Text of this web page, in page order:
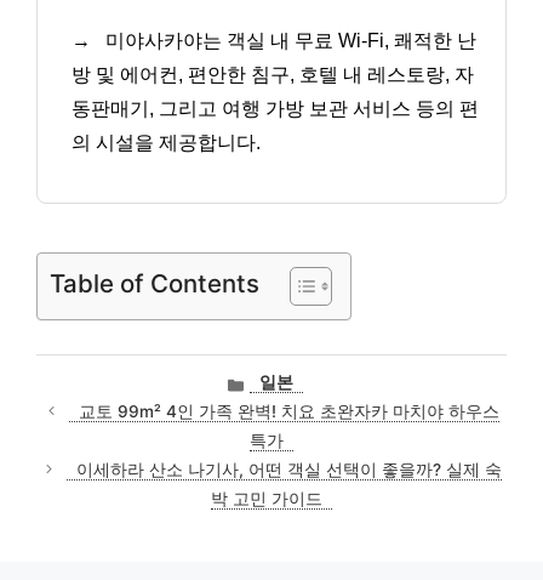
→
미야사카야는 객실 내 무료 Wi-Fi, 쾌적한 난
방 및 에어컨, 편안한 침구, 호텔 내 레스토랑, 자
동판매기, 그리고 여행 가방 보관 서비스 등의 편
의 시설을 제공합니다.
Table of Contents
카
테
고
리
일본
교토 99m² 4인 가족 완벽! 치요 초완자카 마치야 하우스
특가
이세하라 산소 나기사, 어떤 객실 선택이 좋을까? 실제 숙
박 고민 가이드